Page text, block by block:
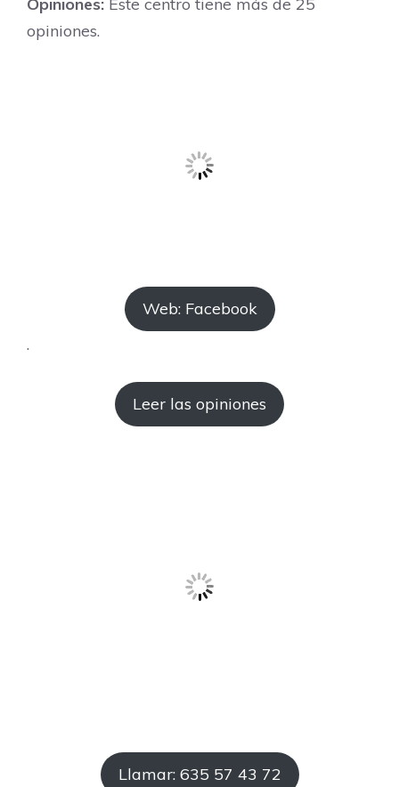
opiniones.
Web: Facebook
.
Leer las opiniones
Llamar: 635 57 43 72